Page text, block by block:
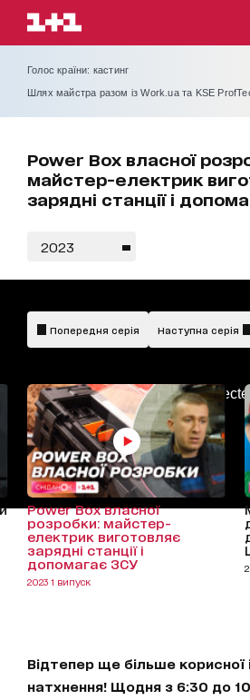
Голос країни: кастинг
Шлях майстра разом із Work.ua та KSE
Power Box власної
майстер-електрик
зарядні станції і
2023
Попередня серія Наступна серія
Power Box власної
розробки: майстер-
електрик виготовляє
зарядні станції і
допомагає ЗСУ
2023 1 випуск
Відтепер ще більше корисної
натхнення! Щодня з 6:30 до